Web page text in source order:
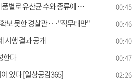
유산균 수와 종류에 차이 있어 00:45
보 못한 경찰관···"직무태만" 00:46
시행 결과 공개 00:40
한다 00:47
있다 [일상공감365] 02:26